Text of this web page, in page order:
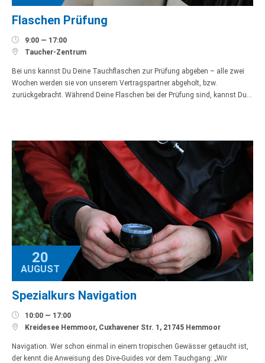
Flaschen Prüfung
 9:00 — 17:00
 Taucher-Zentrum
Bei uns kannst Du Deine Tauchflaschen zur Prüfung abgeben – alle zwei
Wochen werden sie von unserem Vertragspartner abgeholt, bzw.
zurückgebracht. Während Deine Flaschen bei der Prüfung sind, kannst Du…
20
AUGUST
Spezialkurs Navigation
 10:00 — 17:00
 Kreidesee Hemmoor, Cuxhavener Str. 1, 21745 Hemmoor
Navigation. Wer schon einmal in einem tropischen Gewässer getaucht ist,
der kennt die Anweisung des Dive-Guides vor dem Tauchgang: „Wir